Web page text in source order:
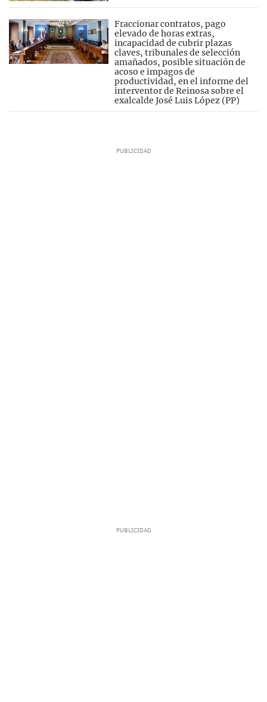
Fraccionar contratos, pago
elevado de horas extras,
incapacidad de cubrir plazas
claves, tribunales de selección
amañados, posible situación de
acoso e impagos de
productividad, en el informe del
interventor de Reinosa sobre el
exalcalde José Luis López (PP)